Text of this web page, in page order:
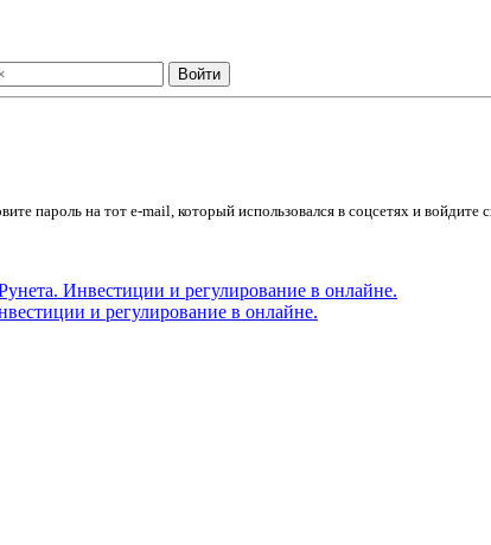
пароль на тот e-mail, который использовался в соцсетях и войдите
и регулирование в онлайне.